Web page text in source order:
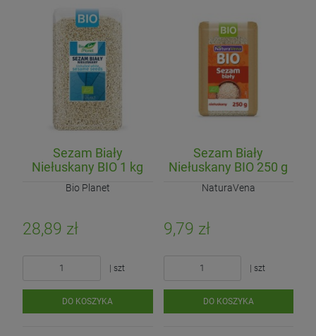
Sezam Biały
Niełuskany BIO 1 kg
Bio Planet
28,89 zł
| szt
DO KOSZYKA
Sezam Biały
Niełuskany BIO 250 g
NaturaVena
9,79 zł
| szt
DO KOSZYKA